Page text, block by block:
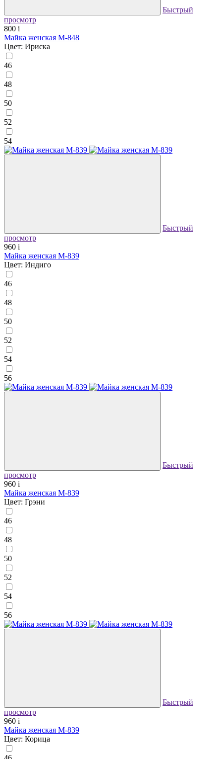
Быстрый
просмотр
800 i
Майка женская М-848
Цвет: Ириска
46
48
50
52
54
Быстрый
просмотр
960 i
Майка женская М-839
Цвет: Индиго
46
48
50
52
54
56
Быстрый
просмотр
960 i
Майка женская М-839
Цвет: Грэни
46
48
50
52
54
56
Быстрый
просмотр
960 i
Майка женская М-839
Цвет: Корица